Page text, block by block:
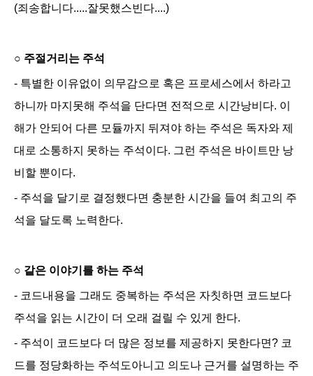
(죄송합니다.....잘못했스빈다....)
○ 주절거리는 주석
- 특별한 이유없이 의무감으로 혹은 프로세스에서 하라고
하니까 마지못해 주석을 단다면 전적으로 시간낭비다. 이
해가 안되어 다른 모듈까지 뒤져야 하는 주석은 독자와 제
대로 소통하지 못하는 주석이다. 그런 주석은 바이트만 낭
비할 뿐이다.
- 주석을 달기로 결정했다면 충분한 시간을 들여 최고의 주
석을 달도록 노력한다.
○ 같은 이야기를 하는 주석
- 코드내용을 그래도 중복하는 주석은 자칫하면 코드보다
주석을 읽는 시간이 더 오래 걸릴 수 있게 한다.
- 주석이 코드보다 더 많은 정보를 제공하지 못한다면? 코
드를 정당화하는 주석도아니고 의도나 근거를 설명하는 주